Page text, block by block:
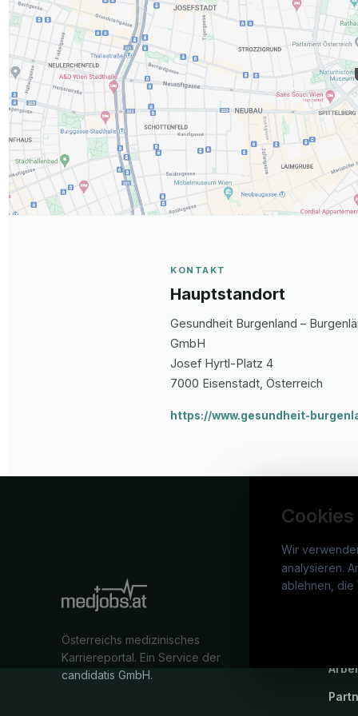
KONTAKT
Hauptstandort
Gesundheit Burgenland –
GmbH
Josef Hyrtl-Platz 4
7000 Eisenstadt , Österreich
https://www.gesundheit-
Wir
analysieren.
ablehnen, die
Österreichs medizinisches
Karriereportal. Ein Service der
candidatis GmbH.